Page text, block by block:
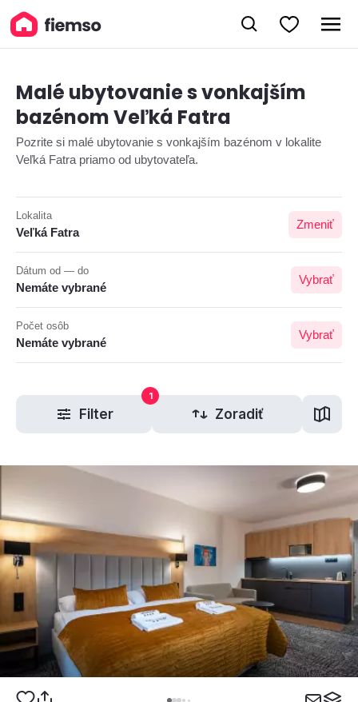
Malé ubytovanie s vonkajším
bazénom Veľká Fatra
Pozrite si malé ubytovanie s vonkajším bazénom v lokalite
Veľká Fatra priamo od ubytovateľa.
Lokalita
Veľká Fatra
Zmeniť
Dátum od — do
Nemáte vybrané
Vybrať
Počet osôb
Nemáte vybrané
Vybrať
Filter
1
Zoradiť